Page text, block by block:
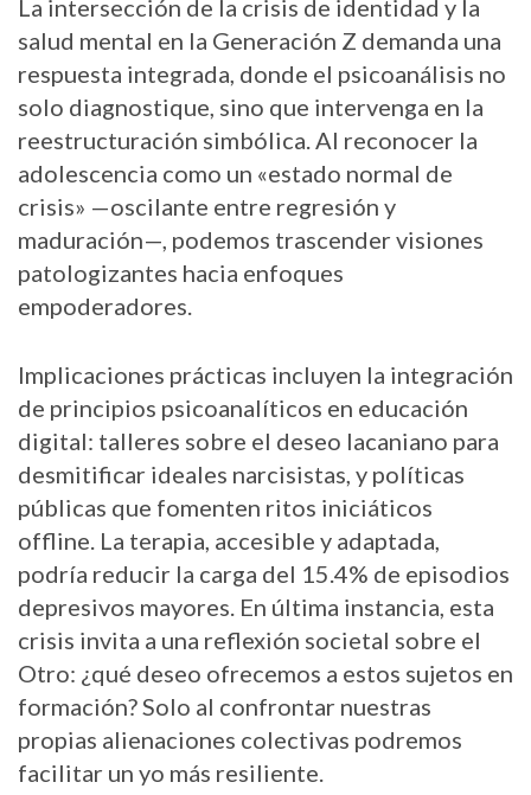
La intersección de la crisis de identidad y la
salud mental en la Generación Z demanda una
respuesta integrada, donde el psicoanálisis no
solo diagnostique, sino que intervenga en la
reestructuración simbólica. Al reconocer la
adolescencia como un «estado normal de
crisis» —oscilante entre regresión y
maduración—, podemos trascender visiones
patologizantes hacia enfoques
empoderadores.
Implicaciones prácticas incluyen la integración
de principios psicoanalíticos en educación
digital: talleres sobre el deseo lacaniano para
desmitificar ideales narcisistas, y políticas
públicas que fomenten ritos iniciáticos
offline. La terapia, accesible y adaptada,
podría reducir la carga del 15.4% de episodios
depresivos mayores. En última instancia, esta
crisis invita a una reflexión societal sobre el
Otro: ¿qué deseo ofrecemos a estos sujetos en
formación? Solo al confrontar nuestras
propias alienaciones colectivas podremos
facilitar un yo más resiliente.